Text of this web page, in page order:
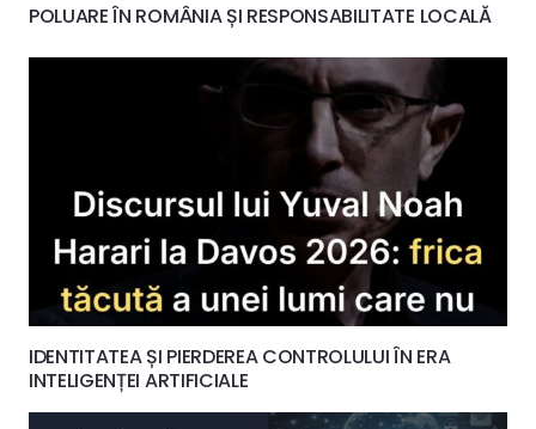
POLUARE ÎN ROMÂNIA ȘI RESPONSABILITATE LOCALĂ
IDENTITATEA ȘI PIERDEREA CONTROLULUI ÎN ERA
INTELIGENȚEI ARTIFICIALE